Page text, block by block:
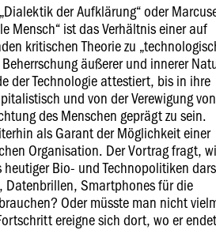
der Aufklärung“ oder
Mensch“ ist das Verhältnis einer auf
kritischen Theorie zu
äußerer und innerer
der Technologie attestiert, bis in ihre
und von der Verewigung von
des Menschen geprägt zu sein.
als Garant der Möglichkeit einer
Organisation. Der Vortrag fragt,
heutiger Bio- und Technopolitiken
Datenbrillen, Smartphones für die
Oder müsste man nicht
ereigne sich dort, wo er